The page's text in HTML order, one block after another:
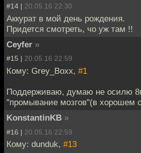
#14 | 20.05.16 22:30
Аккурат в мой день рождения.
Придется смотреть, чо уж там !!
Ceyfer »
#15 | 20.05.16 22:59
Кому: Grey_Bоxx, #1
Поддерживаю, думаю не осилю
"промывание мозгов"(в хорошем
KonstantinKB »
#16 | 20.05.16 22:59
Кому: dunduk, #13